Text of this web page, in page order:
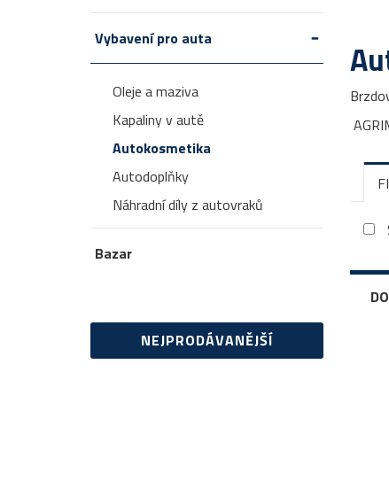
Vybavení pro auta
Oleje a maziva
Kapaliny v autě
Autokosmetika
Autodoplňky
Náhradní díly z autovraků
Bazar
NEJPRODÁVANĚJŠÍ